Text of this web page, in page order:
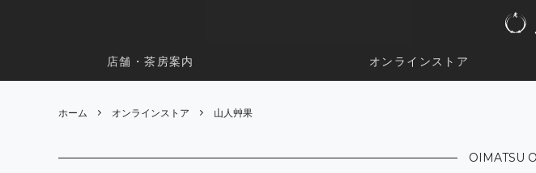
店舗・茶房案内 オンラインストア
ホーム オンラインストア 山人艸果
OIMATSU